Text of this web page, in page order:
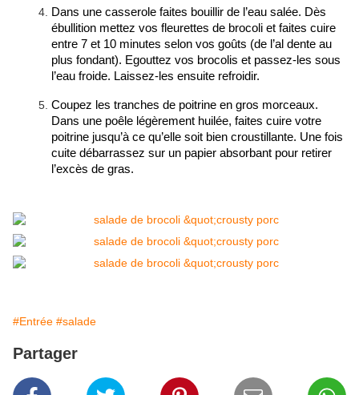
Dans une casserole faites bouillir de l’eau salée. Dès
ébullition mettez vos fleurettes de brocoli et faites cuire
entre 7 et 10 minutes selon vos goûts (de l’al dente au
plus fondant). Egouttez vos brocolis et passez-les sous
l’eau froide. Laissez-les ensuite refroidir.
Coupez les tranches de poitrine en gros morceaux.
Dans une poêle légèrement huilée, faites cuire votre
poitrine jusqu’à ce qu’elle soit bien croustillante. Une fois
cuite débarrassez sur un papier absorbant pour retirer
l’excès de gras.
#Entrée #salade
Partager